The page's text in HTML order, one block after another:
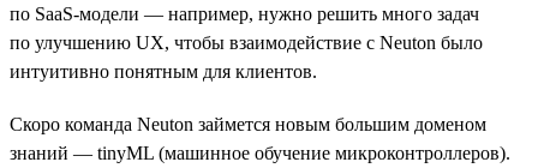
по SaaS-модели — например, нужно решить много задач
по улучшению UX, чтобы взаимодействие с Neuton было
интуитивно понятным для клиентов.
Скоро команда Neuton займется новым большим доменом
знаний — tinyML (машинное обучение микроконтроллеров).